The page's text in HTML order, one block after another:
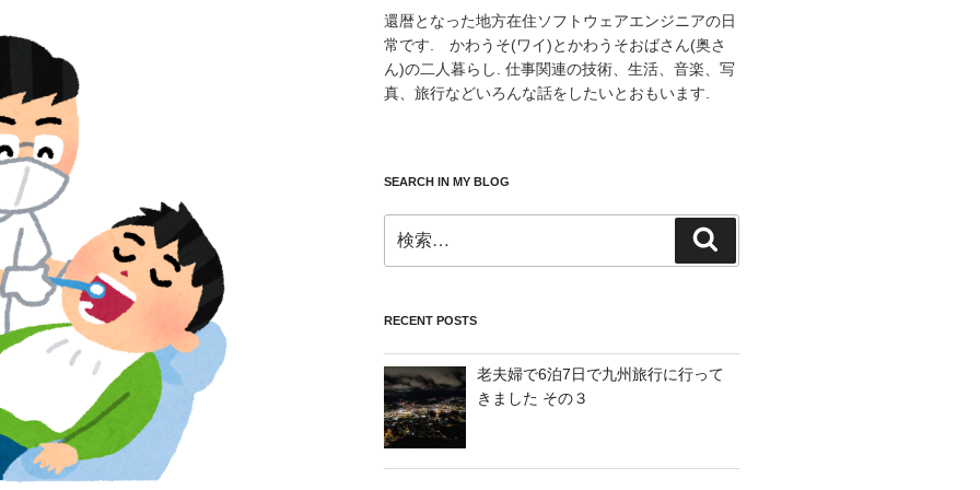
還暦となった地方在住ソフトウェアエンジニアの日
常です. かわうそ(ワイ)とかわうそおばさん(奥さ
ん)の二人暮らし. 仕事関連の技術、生活、音楽、写
真、旅行などいろんな話をしたいとおもいます.
SEARCH IN MY BLOG
索:
索
RECENT POSTS
老夫婦で6泊7日で九州旅行に行って
きました その３